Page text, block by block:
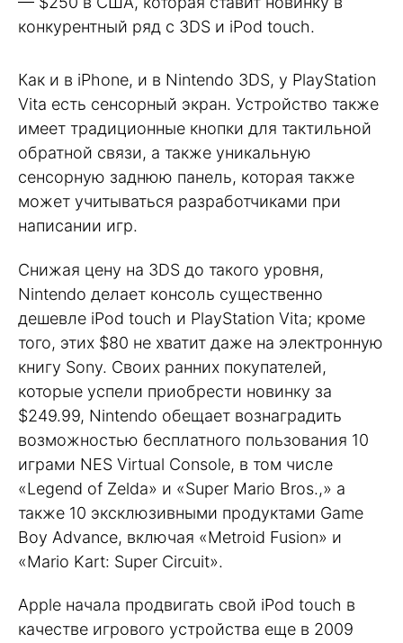
конкурентный ряд с 3DS и iPod touch.
Как и в iPhone, и в Nintendo 3DS, у PlayStation
Vita есть сенсорный экран. Устройство также
имеет традиционные кнопки для тактильной
обратной связи, а также уникальную
сенсорную заднюю панель, которая также
может учитываться разработчиками при
написании игр.
Снижая цену на 3DS до такого уровня,
Nintendo делает консоль существенно
дешевле iPod touch и PlayStation Vita; кроме
того, этих $80 не хватит даже на электронную
книгу Sony. Своих ранних покупателей,
которые успели приобрести новинку за
$249.99, Nintendo обещает вознаградить
возможностью бесплатного пользования 10
играми NES Virtual Console, в том числе
«Legend of Zelda» и «Super Mario Bros.,» а
также 10 эксклюзивными продуктами Game
Boy Advance, включая «Metroid Fusion» и
«Mario Kart: Super Circuit».
Apple начала продвигать свой iPod touch в
качестве игрового устройства еще в 2009